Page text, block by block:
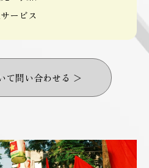
ービス
て問い合わせる ＞